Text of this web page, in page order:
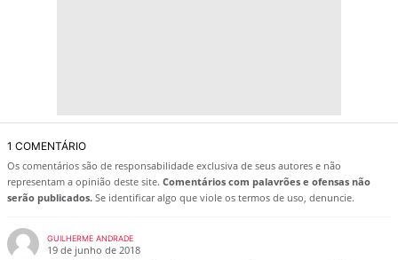
1 COMENTÁRIO
Os comentários são de responsabilidade exclusiva de seus autores e não
representam a opinião deste site. Comentários com palavrões e ofensas não
serão publicados. Se identificar algo que viole os termos de uso, denuncie.
GUILHERME ANDRADE
19 de junho de 2018